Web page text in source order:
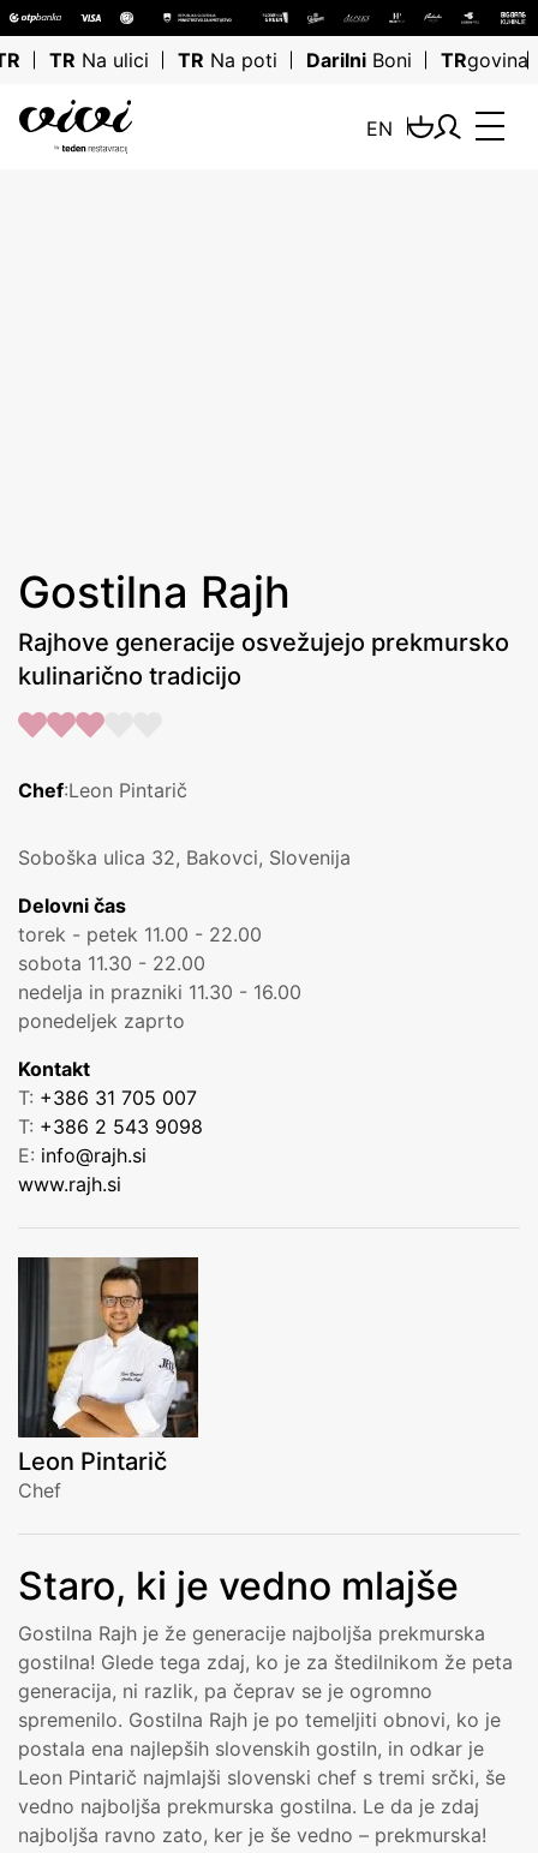
TR Na ulici TR Na poti Darilni Boni TRgovina
EN
Gostilna Rajh
Rajhove generacije osvežujejo prekmursko
kulinarično tradicijo
Chef:Leon Pintarič
Soboška ulica 32, Bakovci, Slovenija
Delovni čas
torek - petek 11.00 - 22.00
sobota 11.30 - 22.00
nedelja in prazniki 11.30 - 16.00
ponedeljek zaprto
Kontakt
T: +386 31 705 007
T: +386 2 543 9098
E: info@rajh.si
www.rajh.si
Leon Pintarič
Chef
Staro, ki je vedno mlajše
Gostilna Rajh je že generacije najboljša prekmurska
gostilna! Glede tega zdaj, ko je za štedilnikom že peta
generacija, ni razlik, pa čeprav se je ogromno
spremenilo. Gostilna Rajh je po temeljiti obnovi, ko je
postala ena najlepših slovenskih gostiln, in odkar je
Leon Pintarič najmlajši slovenski chef s tremi srčki, še
vedno najboljša prekmurska gostilna. Le da je zdaj
najboljša ravno zato, ker je še vedno – prekmurska!